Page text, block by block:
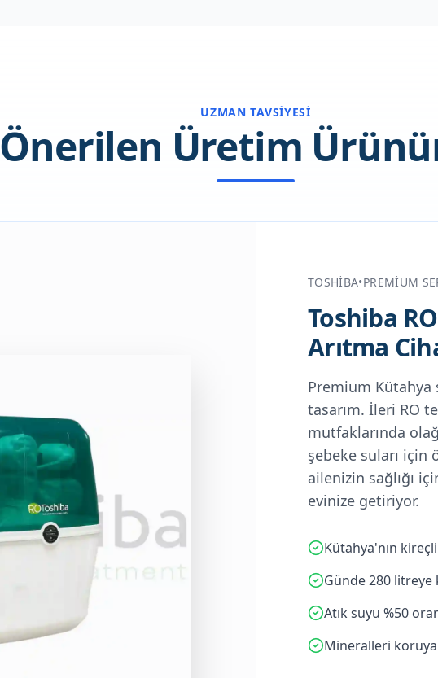
UZMAN TAVSIYESI
Önerilen Üretim
TOSHIBA•PREMIUM
Toshiba
Arıtma
Premium Kütahya
tasarım. İleri RO
mutfaklarında
şebeke suları için
ailenizin sağlığı
evinize getiriyor.
Kütahya'nın
Günde 280
Atık suyu %50
Mineralleri